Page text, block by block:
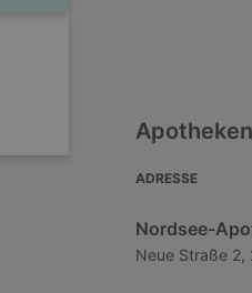
ADRESSE
Nordsee-
Neue Straße 2,